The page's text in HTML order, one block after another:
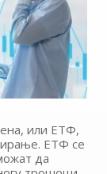
или ЕТФ,
ЕТФ се
да